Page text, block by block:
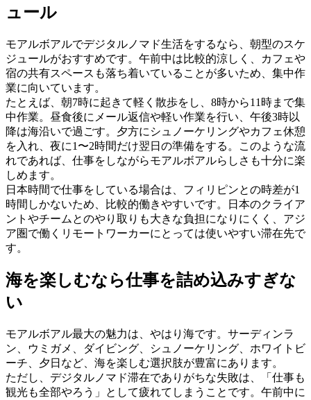
ュール
モアルボアルでデジタルノマド生活をするなら、朝型のスケ
ジュールがおすすめです。午前中は比較的涼しく、カフェや
宿の共有スペースも落ち着いていることが多いため、集中作
業に向いています。
たとえば、朝7時に起きて軽く散歩をし、8時から11時まで集
中作業。昼食後にメール返信や軽い作業を行い、午後3時以
降は海沿いで過ごす。夕方にシュノーケリングやカフェ休憩
を入れ、夜に1〜2時間だけ翌日の準備をする。このような流
れであれば、仕事をしながらモアルボアルらしさも十分に楽
しめます。
日本時間で仕事をしている場合は、フィリピンとの時差が1
時間しかないため、比較的働きやすいです。日本のクライア
ントやチームとのやり取りも大きな負担になりにくく、アジ
ア圏で働くリモートワーカーにとっては使いやすい滞在先で
す。
海を楽しむなら仕事を詰め込みすぎな
い
モアルボアル最大の魅力は、やはり海です。サーディンラ
ン、ウミガメ、ダイビング、シュノーケリング、ホワイトビ
ーチ、夕日など、海を楽しむ選択肢が豊富にあります。
ただし、デジタルノマド滞在でありがちな失敗は、「仕事も
観光も全部やろう」として疲れてしまうことです。午前中に